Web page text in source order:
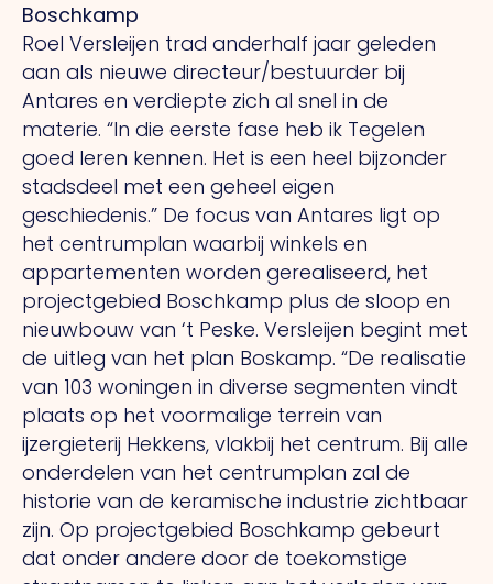
Boschkamp
Roel Versleijen trad anderhalf jaar geleden
aan als nieuwe directeur/bestuurder bij
Antares en verdiepte zich al snel in de
materie. “In die eerste fase heb ik Tegelen
goed leren kennen. Het is een heel bijzonder
stadsdeel met een geheel eigen
geschiedenis.” De focus van Antares ligt op
het centrumplan waarbij winkels en
appartementen worden gerealiseerd, het
projectgebied Boschkamp plus de sloop en
nieuwbouw van ‘t Peske. Versleijen begint met
de uitleg van het plan Boskamp. “De realisatie
van 103 woningen in diverse segmenten vindt
plaats op het voormalige terrein van
ijzergieterij Hekkens, vlakbij het centrum. Bij alle
onderdelen van het centrumplan zal de
historie van de keramische industrie zichtbaar
zijn. Op projectgebied Boschkamp gebeurt
dat onder andere door de toekomstige